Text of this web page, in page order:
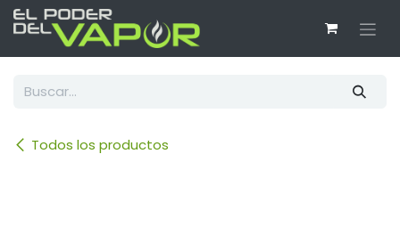
Ir al contenido
Todos los productos